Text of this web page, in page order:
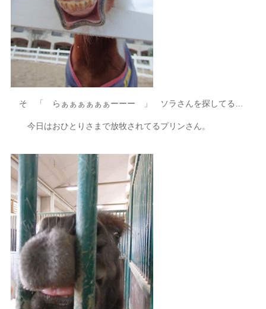
そ 「 らぁぁぁぁぁぁーーー 」 ソラさんを探してる…
今日はおひとりさまで放牧されてるプリンさん。